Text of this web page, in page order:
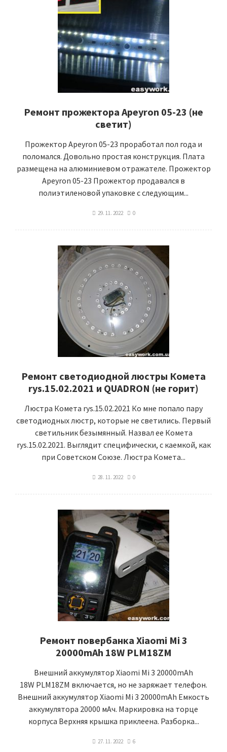
Ремонт прожектора Apeyron 05-23 (не
светит)
Прожектор Apeyron 05-23 проработал пол года и
поломался. Довольно простая конструкция. Плата
размещена на алюминиевом отражателе. Прожектор
Apeyron 05-23 Прожектор продавался в
полиэтиленовой упаковке с следующим...
29. 11. 2022 0
Ремонт светодиодной люстры Комета
rys.15.02.2021 и QUADRON (не горит)
Люстра Комета rys.15.02.2021 Ко мне попало пару
светодиодных люстр, которые не светились. Первый
светильник безымянный. Назвал ее Комета
rys.15.02.2021. Выглядит специфически, с каемкой, как
при Советском Союзе. Люстра Комета...
28. 11. 2022 0
Ремонт повербанка Xiaomi Mi 3
20000mAh 18W PLM18ZM
Внешний аккумулятор Xiaomi Mi 3 20000mAh
18W PLM18ZM включается, но не заряжает телефон.
Внешний аккумулятор Xiaomi Mi 3 20000mAh Емкость
аккумулятора 20000 мАч. Маркировка на торце
корпуса Верхняя крышка приклеена. Разборка...
27. 11. 2022 6